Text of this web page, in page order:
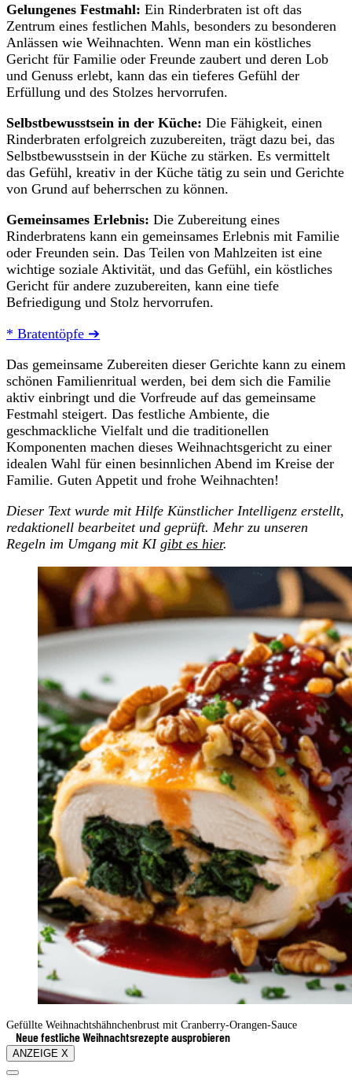
Gelungenes Festmahl: Ein Rinderbraten ist oft das
Zentrum eines festlichen Mahls, besonders zu besonderen
Anlässen wie Weihnachten. Wenn man ein köstliches
Gericht für Familie oder Freunde zaubert und deren Lob
und Genuss erlebt, kann das ein tieferes Gefühl der
Erfüllung und des Stolzes hervorrufen.
Selbstbewusstsein in der Küche: Die Fähigkeit, einen
Rinderbraten erfolgreich zuzubereiten, trägt dazu bei, das
Selbstbewusstsein in der Küche zu stärken. Es vermittelt
das Gefühl, kreativ in der Küche tätig zu sein und Gerichte
von Grund auf beherrschen zu können.
Gemeinsames Erlebnis: Die Zubereitung eines
Rinderbratens kann ein gemeinsames Erlebnis mit Familie
oder Freunden sein. Das Teilen von Mahlzeiten ist eine
wichtige soziale Aktivität, und das Gefühl, ein köstliches
Gericht für andere zuzubereiten, kann eine tiefe
Befriedigung und Stolz hervorrufen.
* Bratentöpfe ➔
Das gemeinsame Zubereiten dieser Gerichte kann zu einem
schönen Familienritual werden, bei dem sich die Familie
aktiv einbringt und die Vorfreude auf das gemeinsame
Festmahl steigert. Das festliche Ambiente, die
geschmackliche Vielfalt und die traditionellen
Komponenten machen dieses Weihnachtsgericht zu einer
idealen Wahl für einen besinnlichen Abend im Kreise der
Familie. Guten Appetit und frohe Weihnachten!
Dieser Text wurde mit Hilfe Künstlicher Intelligenz erstellt,
redaktionell bearbeitet und geprüft. Mehr zu unseren
Regeln im Umgang mit KI gibt es hier.
Gefüllte Weihnachtshähnchenbrust mit Cranberry-Orangen-Sauce
Neue festliche Weihnachtsrezepte ausprobieren
ANZEIGE X